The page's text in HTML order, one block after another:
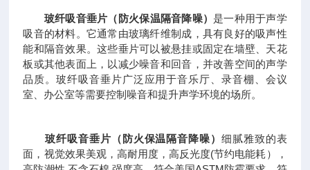
玻纤吸音垂片（防火保温隔音降噪） 是一种用于声学
吸音的材料。它通常由玻璃纤维制成，具有良好的吸声性
能和隔音效果。这些垂片可以被悬挂或固定在墙壁、天花
板或其他表面上，以减少噪音和回音，并改善空间的声学
品质。玻纤吸音垂片广泛应用于音乐厅、录音棚、会议
室、办公室等需要控制噪音和提升声学环境的场所。
玻纤吸音垂片（防火保温隔音降噪） 细腻雅致的表
面，视觉效果美观，高耐用度，高反光度(节约电能耗），